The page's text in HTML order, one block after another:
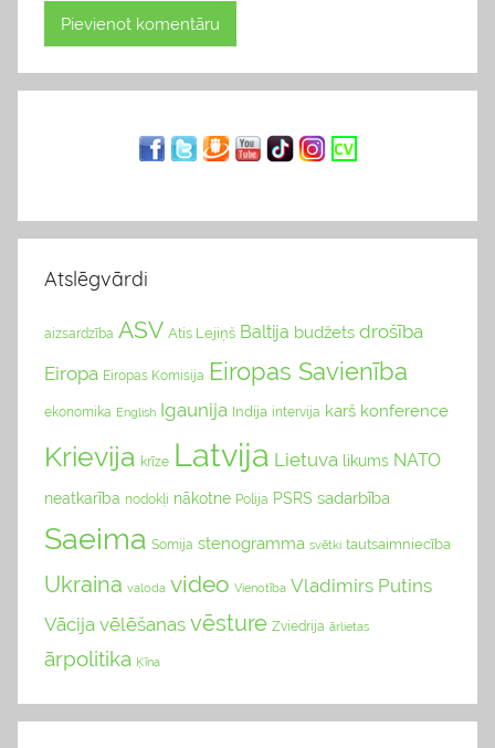
Atslēgvārdi
aizsardzība ASV Atis Lejiņš Baltija budžets drošība
Eiropa Eiropas Komisija Eiropas Savienība
ekonomika English Igaunija Indija intervija karš konference
Krievija krīze Latvija Lietuva likums NATO
neatkarība nodokļi nākotne Polija PSRS sadarbība
Saeima Somija stenogramma svētki tautsaimniecība
Ukraina valoda video Vienotība Vladimirs Putins
Vācija vēlēšanas vēsture Zviedrija ārlietas
ārpolitika Ķīna